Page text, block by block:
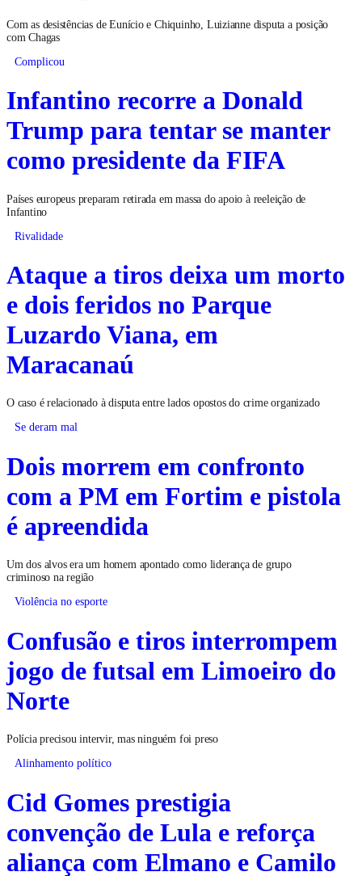
Com as desistências de Eunício e Chiquinho, Luizianne disputa a posição
com Chagas
Complicou
Infantino recorre a Donald
Trump para tentar se manter
como presidente da FIFA
Países europeus preparam retirada em massa do apoio à reeleição de
Infantino
Rivalidade
Ataque a tiros deixa um morto
e dois feridos no Parque
Luzardo Viana, em
Maracanaú
O caso é relacionado à disputa entre lados opostos do crime organizado
Se deram mal
Dois morrem em confronto
com a PM em Fortim e pistola
é apreendida
Um dos alvos era um homem apontado como liderança de grupo
criminoso na região
Violência no esporte
Confusão e tiros interrompem
jogo de futsal em Limoeiro do
Norte
Polícia precisou intervir, mas ninguém foi preso
Alinhamento político
Cid Gomes prestigia
convenção de Lula e reforça
aliança com Elmano e Camilo